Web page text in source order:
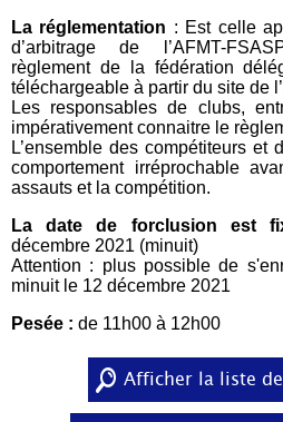
La réglementation : Est celle
d’arbitrage de l’AFMT-
règlement de la fédération
téléchargeable à partir du site de
Les responsables de clubs,
impérativement connaitre le
L’ensemble des compétiteurs et
comportement irréprochable
assauts et la compétition.
La date de forclusion est
décembre 2021 (minuit)
Attention : plus possible de
minuit le 12 décembre 2021
Pesée : de 11h00 à 12h00
Afficher la liste